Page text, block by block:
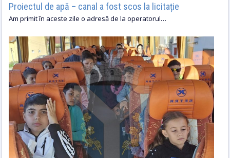
Proiectul de apă – canal a fost scos la licitație
Am primit în aceste zile o adresă de la operatorul…